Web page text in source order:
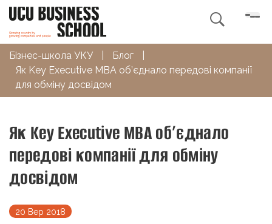

Бізнес-школа УКУ Блог
Як Key Executive MBA об’єднало передові компанії
для обміну досвідом
Як Key Executive MBA об’єднало
передові компанії для обміну
досвідом
20 Вер 2018